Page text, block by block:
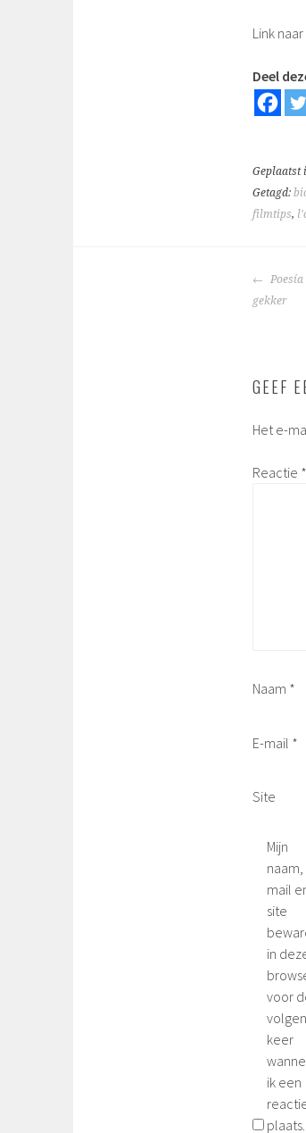
Link naar
Deel
Geplaatst
Getagd:
filmtips,
gekker
GEEF
Het e-
Reactie *
Naam *
E-mail *
Site
Mijn
naam,
mail
site
in
voor
keer
ik een
plaats.